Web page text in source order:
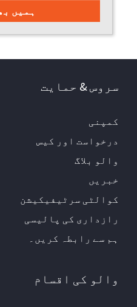
سروس & حمایت
کمپنی
درخواست اور کیس
والو بلاگ
خبریں
کوالٹی سرٹیفیکیشن
رازداری کی پالیسی
ہم سے رابطہ کریں۔
والو کی اقسام